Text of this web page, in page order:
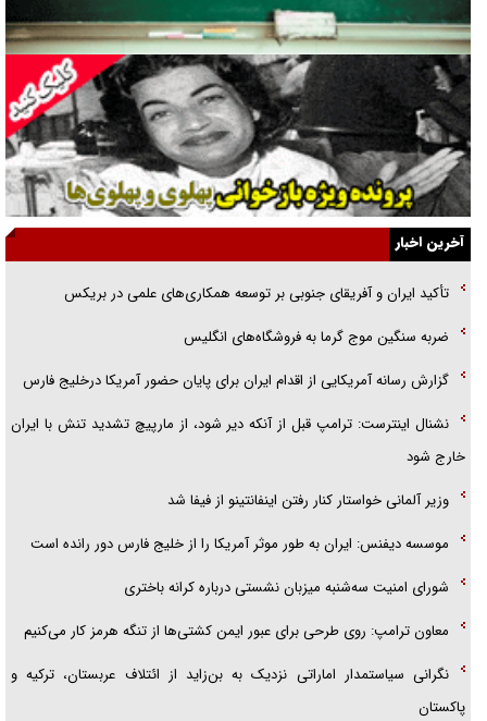
راننده مست به قانون می‌خندد
همه آقای دوربینی شده‌ایم!
قصه ناتمام سرویس مدارس
آیا مقاومت فلسطین خلع‌سلاح می‌شود؟
الگوی وحدت‌آفرین در ادراک سیاست خارجی
گفتگوی دکتر اخوان مدیرمسئول روزنامه جوان با برنامه تلویزیونی «نبرد
هرمز»
امام حسین (ع) کشته سیرت‌های عصر جاهلی شد
فریاد‌ها و ناله‌های دوستان مبارزدلم را آتش می‌زد
آخرین اخبار
تأکید ایران و آفریقای جنوبی بر توسعه همکاری‌های علمی در بریکس
ضربه سنگین موج گرما به فروشگاه‌های انگلیس
گزارش رسانه آمریکایی از اقدام ایران برای پایان حضور آمریکا درخلیج فارس
نشنال اینترست: ترامپ قبل از آنکه دیر شود، از مارپیچ تشدید تنش با ایران
خارج شود
وزیر آلمانی خواستار کنار رفتن اینفانتینو از فیفا شد
موسسه دیفنس: ایران به طور موثر آمریکا را از خلیج فارس دور رانده است
شورای امنیت سه‌شنبه میزبان نشستی درباره کرانه باختری
معاون ترامپ: روی طرحی برای عبور ایمن کشتی‌ها از تنگه هرمز کار می‌کنیم
نگرانی سیاستمدار اماراتی نزدیک به بن‌زاید از ائتلاف عربستان، ترکیه و
پاکستان